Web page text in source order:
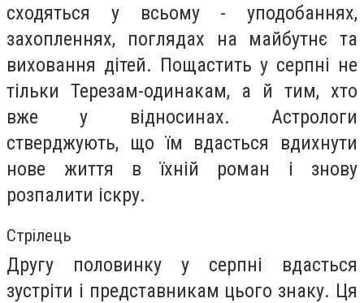
сходяться у всьому - уподобаннях,
захопленнях, поглядах на майбутнє та
виховання дітей. Пощастить у серпні не
тільки Терезам-одинакам, а й тим, хто
вже у відносинах. Астрологи
стверджують, що їм вдасться вдихнути
нове життя в їхній роман і знову
розпалити іскру.
Стрілець
Другу половинку у серпні вдасться
зустріти і представникам цього знаку. Ця